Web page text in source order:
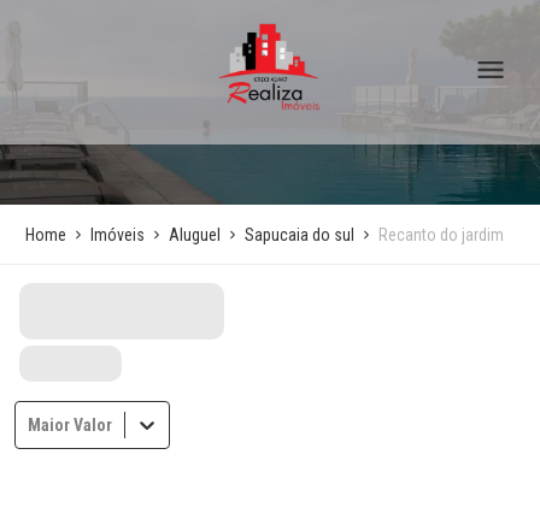
Home Imóveis Aluguel Sapucaia do sul Recanto do jardim
Maior Valor